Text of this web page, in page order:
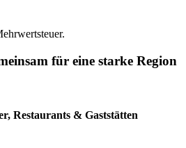
für eine starke Region
Restaurants & Gaststätten